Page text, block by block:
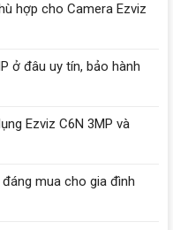
hợp cho Camera Ezviz
ở đâu uy tín, bảo hành
Ezviz C6N 3MP và
mua cho gia đình